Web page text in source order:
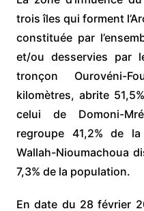
trois îles qui forment
constituée par
et/ou desservies par
tronçon Ourovéni-
kilomètres, abrite
celui de Domoni-
regroupe 41,2% de
Wallah-Nioumachoua
7,3% de la population.
En date du 28 février